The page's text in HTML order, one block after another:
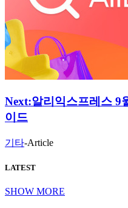
Next:알리익스프레스 9
이드
기타-Article
LATEST
SHOW MORE